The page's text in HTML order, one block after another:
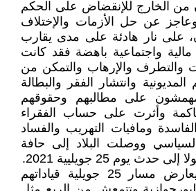
من الخارج للإنقضاض على الحكم
عن حل الأزمات والإختلاف
على نار هادئة على مدى يقارب
واجتماعية باهضة فقد كانت
والتطرف والإرهاب والتمكن من
وانتشار الفقر والبطالة
على مطالبهم وحقوقهم
وأثرت على حساب الفقراء
ومافيات التهريب والفساد
ووصلت البلاد إلى حافة
يوم 25 جويليية 2021.
نلاحظ أن كل من يعارض مسار 25 جويلية قياداتهم